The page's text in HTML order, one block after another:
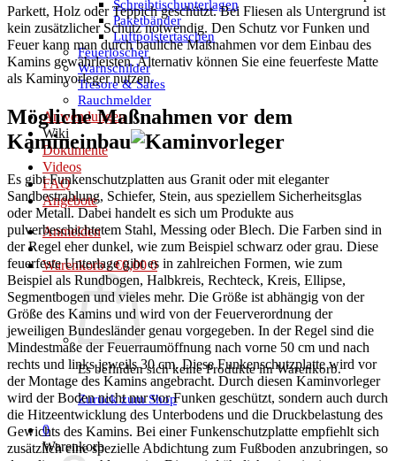
Schreibtischunterlagen
Paketbänder
Luftpolstertaschen
Feuerlöscher
Warnschilder
Tresore & Safes
Rauchmelder
Anwendungen
Wiki
Dokumente
Videos
FAQ
Angebote
Anmelden
Warenkorb /€0,00 0
Es befinden sich keine Produkte im Warenkorb.
Zurück zum Shop
0
Warenkorb
Parkett, Holz oder Teppich geschützt. Bei Fliesen als Untergrund ist
kein zusätzlicher Schutz notwendig. Den Schutz vor Funken und
Feuer kann man durch bauliche Maßnahmen vor dem Einbau des
Kamins gewährleisten. Alternativ können Sie eine feuerfeste Matte
als Kaminvorleger nutzen.
Mögliche Maßnahmen vor dem
Kamineinbau
Es gibt Funkenschutzplatten aus Granit oder mit eleganter
Sandbestrahlung, Schiefer, Stein, aus speziellem Sicherheitsglas
oder Metall. Dabei handelt es sich um Produkte aus
pulverbeschichtetem Stahl, Messing oder Blech. Die Farben sind in
der Regel eher dunkel, wie zum Beispiel schwarz oder grau. Diese
feuerfeste Unterlage gibt es in zahlreichen Formen, wie zum
Beispiel als Rundbogen, Halbkreis, Rechteck, Kreis, Ellipse,
Segmentbogen und vieles mehr. Die Größe ist abhängig von der
Größe des Kamins und wird von der Feuerverordnung der
jeweiligen Bundesländer genau vorgegeben. In der Regel sind die
Mindestmaße der Feuerraumöffnung nach vorne 50 cm und nach
rechts und links jeweils 30 cm. Diese Funkenschutzplatte wird vor
der Montage des Kamins angebracht. Durch diesen Kaminvorleger
wird der Boden nicht nur vor Funken geschützt, sondern auch durch
die Hitzeentwicklung des Unterbodens und die Druckbelastung des
Gewichts des Kamins. Bei einer Funkenschutzplatte empfiehlt sich
zusätzlich eine spezielle Abdichtung zum Fußboden anzubringen, so